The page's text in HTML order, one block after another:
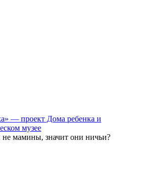
— проект Дома ребенка и
музее
мамины, значит они ничьи?